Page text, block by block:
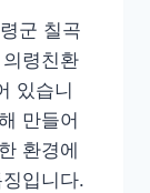
군 칠곡
령친환
있습니
만들어
환경에
입니다.